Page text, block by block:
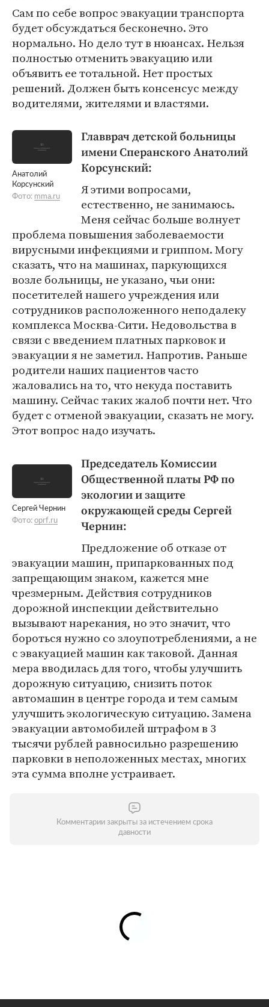
Сам по себе вопрос эвакуации транспорта
будет обсуждаться бесконечно. Это
нормально. Но дело тут в нюансах. Нельзя
полностью отменить эвакуацию или
объявить ее тотальной. Нет простых
решений. Должен быть консенсус между
водителями, жителями и властями.
Анатолий
Корсунский
Фото: mma.ru
Главврач детской больницы
имени Сперанского Анатолий
Корсунский:
Я этими вопросами,
естественно, не занимаюсь.
Меня сейчас больше волнует
проблема повышения заболеваемости
вирусными инфекциями и гриппом. Могу
сказать, что на машинах, паркующихся
возле больницы, не указано, чьи они:
посетителей нашего учреждения или
сотрудников расположенного неподалеку
комплекса Москва-Сити. Недовольства в
связи с введением платных парковок и
эвакуации я не заметил. Напротив. Раньше
родители наших пациентов часто
жаловались на то, что некуда поставить
машину. Сейчас таких жалоб почти нет. Что
будет с отменой эвакуации, сказать не могу.
Этот вопрос надо изучать.
Сергей Чернин
Фото: oprf.ru
Председатель Комиссии
Общественной платы РФ по
экологии и защите
окружающей среды Сергей
Чернин:
Предложение об отказе от
эвакуации машин, припаркованных под
запрещающим знаком, кажется мне
чрезмерным. Действия сотрудников
дорожной инспекции действительно
вызывают нарекания, но это значит, что
бороться нужно со злоупотреблениями, а не
с эвакуацией машин как таковой. Данная
мера вводилась для того, чтобы улучшить
дорожную ситуацию, снизить поток
автомашин в центре города и тем самым
улучшить экологическую ситуацию. Замена
эвакуации автомобилей штрафом в 3
тысячи рублей равносильно разрешению
парковки в неположенных местах, многих
эта сумма вполне устраивает.
Комментарии закрыты за истечением срока
давности